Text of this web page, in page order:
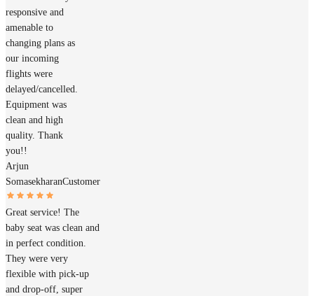
responsive and
amenable to
changing plans as
our incoming
flights were
delayed/cancelled.
Equipment was
clean and high
quality. Thank
you!!
Arjun
SomasekharanCustomer
Great service! The
baby seat was clean and
in perfect condition.
They were very
flexible with pick-up
and drop-off, super